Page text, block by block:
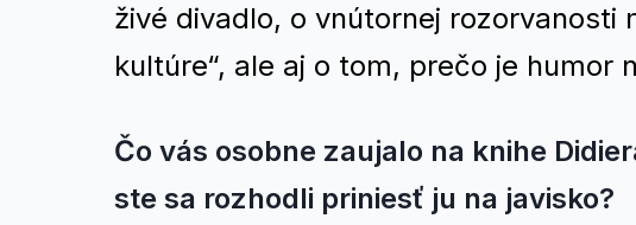
živé divadlo, o vnútornej rozorvanosti
kultúre“, ale aj o tom, prečo je
Čo vás osobne zaujalo na knihe
ste sa rozhodli priniesť ju na javisko?